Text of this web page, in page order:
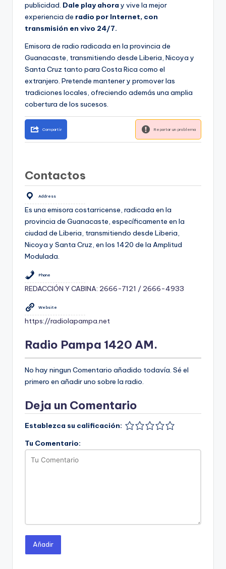
publicidad. Dale play ahora y vive la mejor
experiencia de radio por Internet, con
transmisión en vivo 24/7.
Emisora de radio radicada en la provincia de
Guanacaste, transmitiendo desde Liberia, Nicoya y
Santa Cruz tanto para Costa Rica como el
extranjero. Pretende mantener y promover las
tradiciones locales, ofreciendo además una amplia
cobertura de los sucesos.
Compartir Reportar un problema
Contactos
Address
Es una emisora costarricense, radicada en la
provincia de Guanacaste, específicamente en la
ciudad de Liberia, transmitiendo desde Liberia,
Nicoya y Santa Cruz, en los 1420 de la Amplitud
Modulada.
Phone
REDACCIÓN Y CABINA: 2666-7121 / 2666-4933
Website
https://radiolapampa.net
Radio Pampa 1420 AM.
No hay ningun Comentario añadido todavía. Sé el
primero en añadir uno sobre la radio.
Deja un Comentario
Establezca su calificación:
Tu Comentario:
Añadir